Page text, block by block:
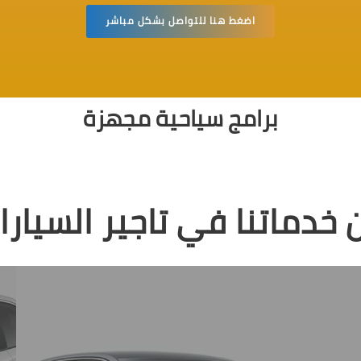
اضغط هنا للتواصل بشكل مباشر
برامج سياحية مجهزة
خدماتنا في تاجير